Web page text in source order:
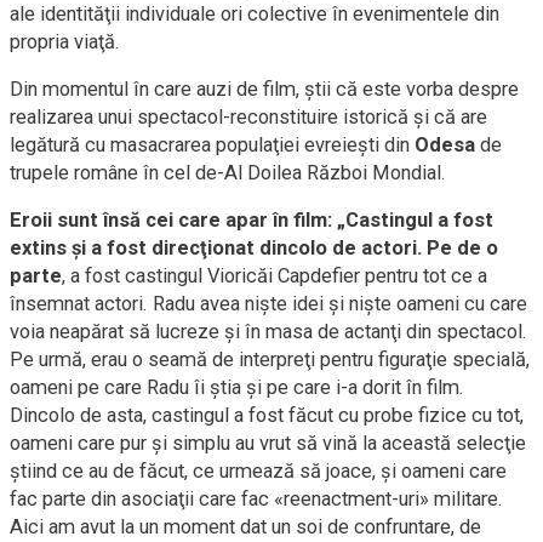
ale identităţii individuale ori colective în evenimentele din
propria viaţă.
Din momentul în care auzi de film, ştii că este vorba despre
realizarea unui spectacol-reconstituire istorică şi că are
legătură cu masacrarea populaţiei evreieşti din Odesa de
trupele române în cel de-Al Doilea Război Mondial.
Eroii sunt însă cei care apar în film: „Castingul a fost
extins şi a fost direcţionat dincolo de actori. Pe de o
parte, a fost castingul Vioricăi Capdefier pentru tot ce a
însemnat actori. Radu avea nişte idei şi nişte oameni cu care
voia neapărat să lucreze şi în masa de actanţi din spectacol.
Pe urmă, erau o seamă de interpreţi pentru figuraţie specială,
oameni pe care Radu îi ştia şi pe care i-a dorit în film.
Dincolo de asta, castingul a fost făcut cu probe fizice cu tot,
oameni care pur şi simplu au vrut să vină la această selecţie
ştiind ce au de făcut, ce urmează să joace, şi oameni care
fac parte din asociaţii care fac «reenactment-uri» militare.
Aici am avut la un moment dat un soi de confruntare, de